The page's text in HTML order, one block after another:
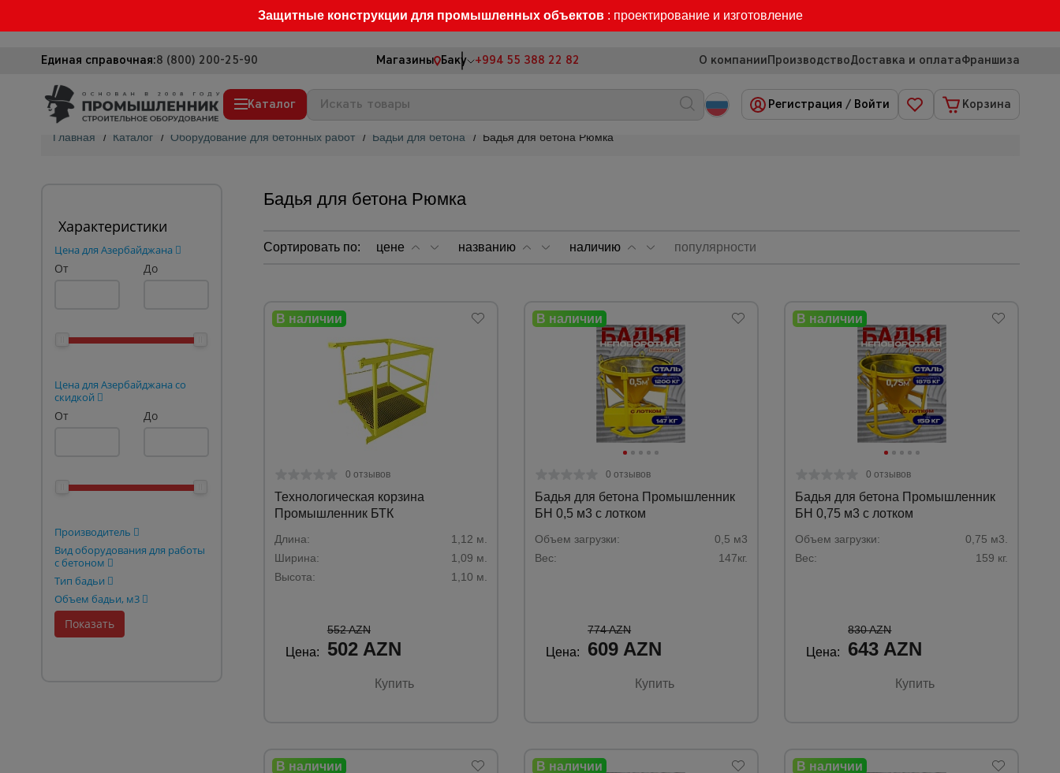
Защитные конструкции для промышленных объектов : проектирование и изготовление
Единая справочная:8 (800) 200-25-90 Магазины Баку +994 55 388 22 82 О компанииПроизводствоДоставка и оплатаФраншиза
Каталог
Подмости строительные
Сетка, тенты, брезенты
Строительные подъемники
Мусоропровод строительный
Опалубка
Вибротехника для строительства
Оборудование для работы с арматурой
Техника для склада
Тачки строительные и садовые
Лестницы и стремянки
Штукатурные комплекты
Сварочные аппараты
Металл и металлообработка
Каталог
всех
товаров
Регистрация / Войти Корзина
Главная / Каталог / Оборудование для бетонных работ / Бадьи для бетона / Бадья для бетона Рюмка
Характеристики
Цена для Азербайджана
От До
Цена для Азербайджана со
скидкой
От До
Производитель
Вид оборудования для работы
с бетоном
Тип бадьи
Объем бадьи, м3
Бадья для бетона Рюмка
Сортировать по: цене названию наличию популярности
0 отзывов
Технологическая корзина
Промышленник БТК
Длина:
1,12 м.
Ширина:
1,09 м.
Высота:
1,10 м.
Цена:
552 AZN
502 AZN
Купить
0 отзывов
Бадья для бетона Промышленник
БН 0,5 м3 с лотком
Объем загрузки:
0,5 м3
Вес:
147кг.
Цена:
774 AZN
609 AZN
Купить
0 отзывов
Бадья для бетона Промышленник
БН 0,75 м3 с лотком
Объем загрузки:
0,75 м3.
Вес:
159 кг.
Цена:
830 AZN
643 AZN
Купить